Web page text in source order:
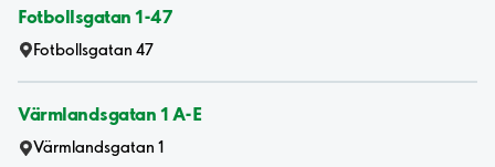
Fotbollsgatan 1-47
Fotbollsgatan 47
Värmlandsgatan 1 A-E
Värmlandsgatan 1